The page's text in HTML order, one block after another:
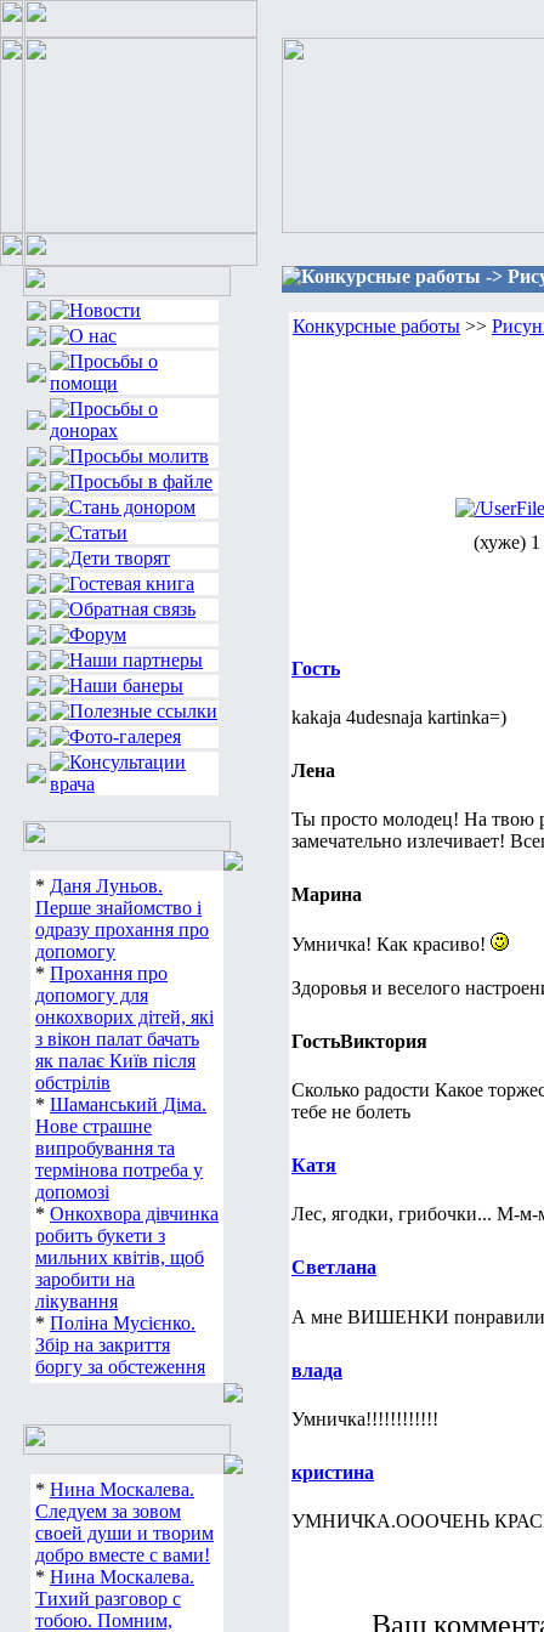
* Даня Луньов.
Перше знайомство і
одразу прохання про
допомогу
* Прохання про
допомогу для
онкохворих дітей, які
з вікон палат бачать
як палає Київ після
обстрілів
* Шаманський Діма.
Нове страшне
випробування та
термінова потреба у
допомозі
* Онкохвора дівчинка
робить букети з
мильних квітів, щоб
заробити на
лікування
* Поліна Мусієнко.
Збір на закриття
боргу за обстеження
* Нина Москалева.
Следуем за зовом
своей души и творим
добро вместе с вами!
* Нина Москалева.
Тихий разговор с
тобою. Помним,
Конкурсные работы ->
Конкурсные работы >>
(хуже) 1
Гость
kakaja 4udesnaja kartinka=)
Лена
Ты просто молодец! На твою
замечательно излечивает!
Марина
Умничка! Как красиво!
Здоровья и веселого
ГостьВиктория
Сколько радости Какое
тебе не болеть
Катя
Лес, ягодки, грибочки... М-
Светлана
А мне ВИШЕНКИ
влада
Умничка!!!!!!!!!!!!
кристина
УМНИЧКА.ОООЧЕНЬ
Ваш